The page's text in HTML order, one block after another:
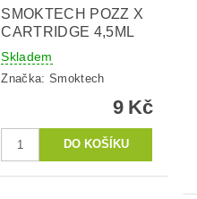
SMOKTECH POZZ X
CARTRIDGE 4,5ML
Skladem
Značka: Smoktech
9 Kč